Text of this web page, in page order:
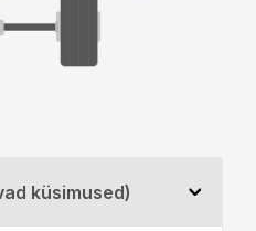
küsimused)